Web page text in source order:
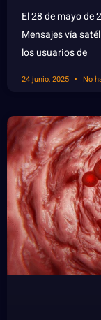
El 28 de mayo de
Mensajes vía
los usuarios de
24 junio, 2025 No